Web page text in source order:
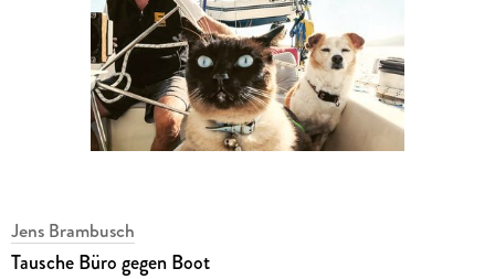
Jens Brambusch
Tausche Büro gegen Boot